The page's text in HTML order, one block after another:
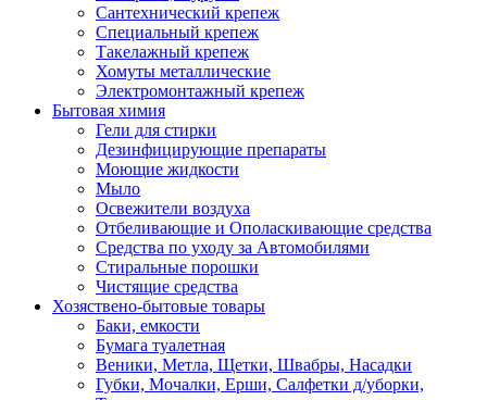
Сантехнический крепеж
Специальный крепеж
Такелажный крепеж
Хомуты металлические
Электромонтажный крепеж
Бытовая химия
Гели для стирки
Дезинфицирующие препараты
Моющие жидкости
Мыло
Освежители воздуха
Отбеливающие и Ополаскивающие средства
Средства по уходу за Автомобилями
Стиральные порошки
Чистящие средства
Хозяствено-бытовые товары
Баки, емкости
Бумага туалетная
Веники, Метла, Щетки, Швабры, Насадки
Губки, Мочалки, Ерши, Салфетки д/уборки,